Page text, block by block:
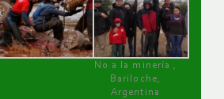
No a la minería ,
Bariloche,
Argentina